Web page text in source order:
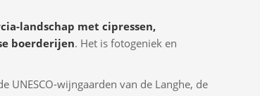
landschap met cipressen,
boerderijen. Het is fotogeniek en
UNESCO-wijngaarden van de Langhe, de